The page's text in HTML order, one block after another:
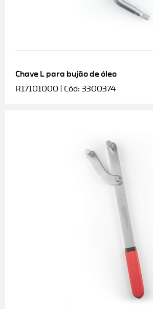
Chave L para bujão de óleo
R17101000 | Cód: 3300374